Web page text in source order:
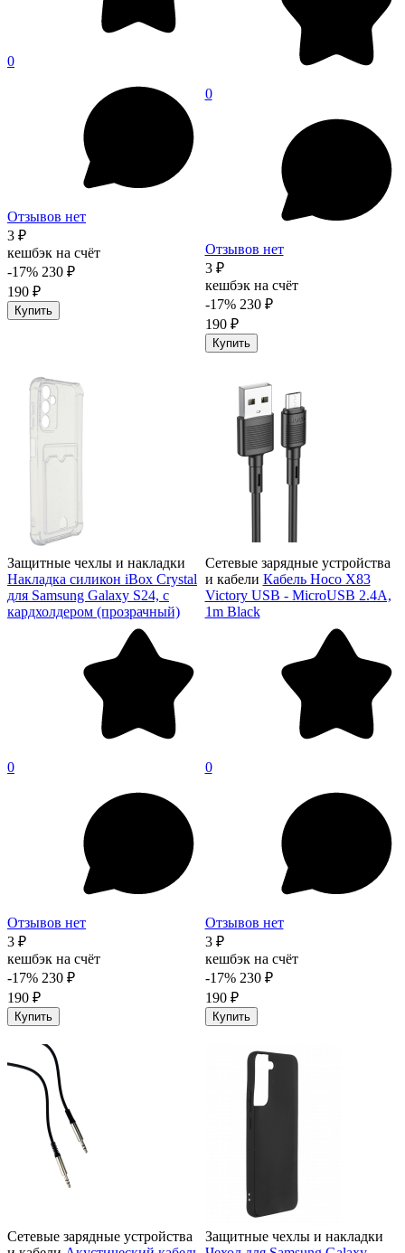
0
Отзывов нет
3 ₽
кешбэк на счёт
-17% 230 ₽
190 ₽
Купить
0
Отзывов нет
3 ₽
кешбэк на счёт
-17% 230 ₽
190 ₽
Купить
Защитные чехлы и накладки
Накладка силикон iBox Crystal
для Samsung Galaxy S24, с
кардхолдером (прозрачный)
0
Отзывов нет
3 ₽
кешбэк на счёт
-17% 230 ₽
190 ₽
Купить
Сетевые зарядные устройства
и кабели Кабель Hoco X83
Victory USB - MicroUSB 2.4A,
1m Black
0
Отзывов нет
3 ₽
кешбэк на счёт
-17% 230 ₽
190 ₽
Купить
Сетевые зарядные устройства
Защитные чехлы и накладки